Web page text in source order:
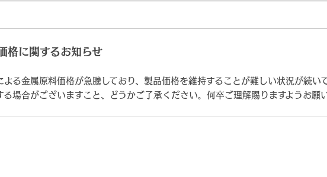
格に関するお知らせ
よる金属原料価格が急騰しており、製品価格を維持することが難しい状況が続い
る場合がございますこと、どうかご了承ください。何卒ご理解賜りますようお願